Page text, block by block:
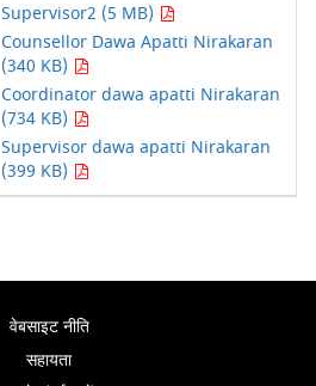
Supervisor2 (5 MB)
Counsellor Dawa Apatti Nirakaran
(340 KB)
Coordinator dawa apatti Nirakaran
(734 KB)
Supervisor dawa apatti Nirakaran
(399 KB)
वेबसाइट नीति
सहायता